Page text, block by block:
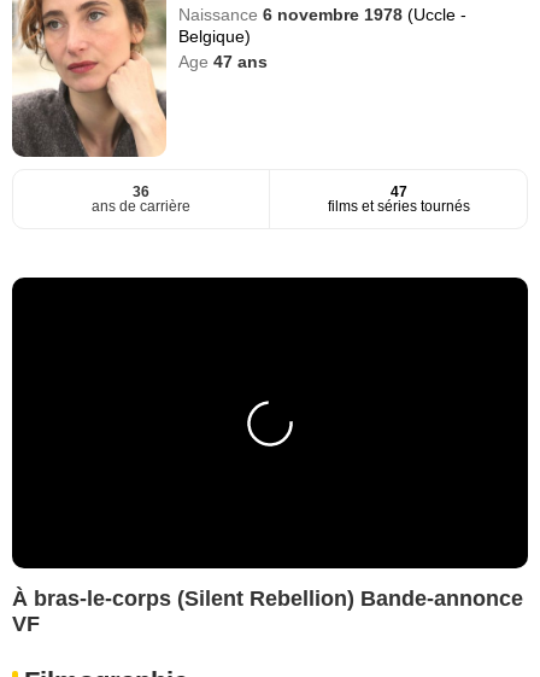
Naissance6 novembre 1978(Uccle -
Belgique)
Age47 ans
36
ans de carrière
47
films et séries tournés
À bras-le-corps (Silent Rebellion) Bande-annonce
VF